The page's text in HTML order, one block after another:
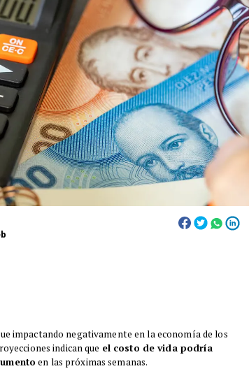
impactando negativamente en la economía de los
indican que el costo de vida podría
en las próximas semanas.